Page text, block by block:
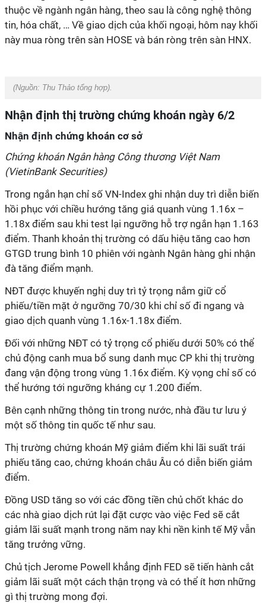
thuộc về ngành ngân hàng, theo sau là công nghệ thông
tin, hóa chất, … Về giao dịch của khối ngoại, hôm nay khối
này mua ròng trên sàn HOSE và bán ròng trên sàn HNX.
(Nguồn: Thu Thảo tổng hợp).
Nhận định thị trường chứng khoán ngày 6/2
Nhận định chứng khoán cơ sở
Chứng khoán Ngân hàng Công thương Việt Nam
(VietinBank Securities)
Trong ngắn hạn chỉ số VN-Index ghi nhận duy trì diễn biến
hồi phục với chiều hướng tăng giá quanh vùng 1.16x –
1.18x điểm sau khi test lại ngưỡng hỗ trợ ngắn hạn 1.163
điểm. Thanh khoản thị trường có dấu hiệu tăng cao hơn
GTGD trung bình 10 phiên với ngành Ngân hàng ghi nhận
đà tăng điểm mạnh.
NĐT được khuyến nghị duy trì tỷ trọng nắm giữ cổ
phiếu/tiền mặt ở ngưỡng 70/30 khi chỉ số đi ngang và
giao dịch quanh vùng 1.16x-1.18x điểm.
Đối với những NĐT có tỷ trọng cổ phiếu dưới 50% có thể
chủ động canh mua bổ sung danh mục CP khi thị trường
đang vận động trong vùng 1.16x điểm. Kỳ vọng chỉ số có
thể hướng tới ngưỡng kháng cự 1.200 điểm.
Bên cạnh những thông tin trong nước, nhà đầu tư lưu ý
một số thông tin quốc tế như sau.
Thị trường chứng khoán Mỹ giảm điểm khi lãi suất trái
phiếu tăng cao, chứng khoán châu Âu có diễn biến giảm
điểm.
Đồng USD tăng so với các đồng tiền chủ chốt khác do
các nhà giao dịch rút lại đặt cược vào việc Fed sẽ cắt
giảm lãi suất mạnh trong năm nay khi nền kinh tế Mỹ vẫn
tăng trưởng vững.
Chủ tịch Jerome Powell khẳng định FED sẽ tiến hành cắt
giảm lãi suất một cách thận trọng và có thể ít hơn những
gì thị trường mong đợi.